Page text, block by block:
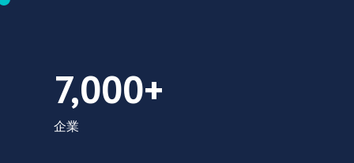
7,000+
企業
7,000社以上